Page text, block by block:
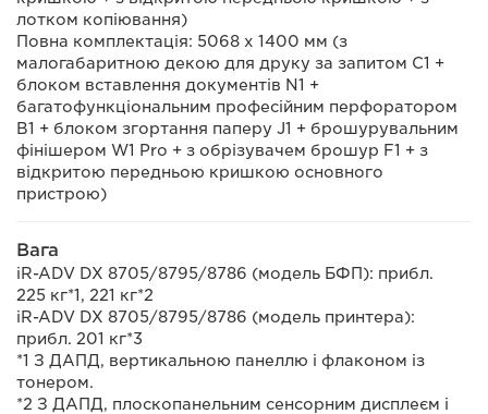
лотком копіювання)
Повна комплектація: 5068 x 1400 мм (з
малогабаритною декою для друку за запитом С1 +
блоком вставлення документів N1 +
багатофункціональним професійним перфоратором
B1 + блоком згортання паперу J1 + брошурувальним
фінішером W1 Pro + з обрізувачем брошур F1 + з
відкритою передньою кришкою основного
пристрою)
Вага
iR-ADV DX 8705/8795/8786 (модель БФП): прибл.
225 кг*1, 221 кг*2
iR-ADV DX 8705/8795/8786 (модель принтера):
прибл. 201 кг*3
*1 З ДАПД, вертикальною панеллю і флаконом із
тонером.
*2 З ДАПД, плоскопанельним сенсорним дисплеєм і